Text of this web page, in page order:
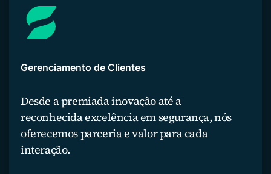
Gerenciamento de Clientes
Desde a premiada inovação até a
reconhecida excelência em segurança, nós
oferecemos parceria e valor para cada
interação.